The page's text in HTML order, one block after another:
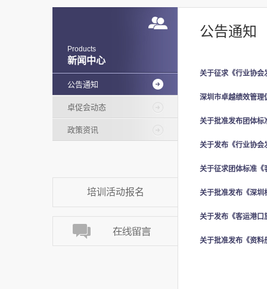
新闻中心
Products
公告通知
卓促会动态
政策资讯
培训活动报名
公告通知
关于征求《行业协会
深圳市卓越绩效管理
关于批准发布团体标
关于发布《行业协会
关于批准发布《深圳
关于发布《客运港口
关于批准发布《资料